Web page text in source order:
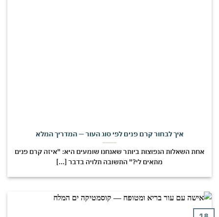
איך לבחור קרם פנים לפי סוג העור — המדריך המלא
אחת השאלות הנפוצות ביותר שאנחנו שומעים היא: "איזה קרם פנים
מתאים לי?" התשובה תלויה בדבר [...]